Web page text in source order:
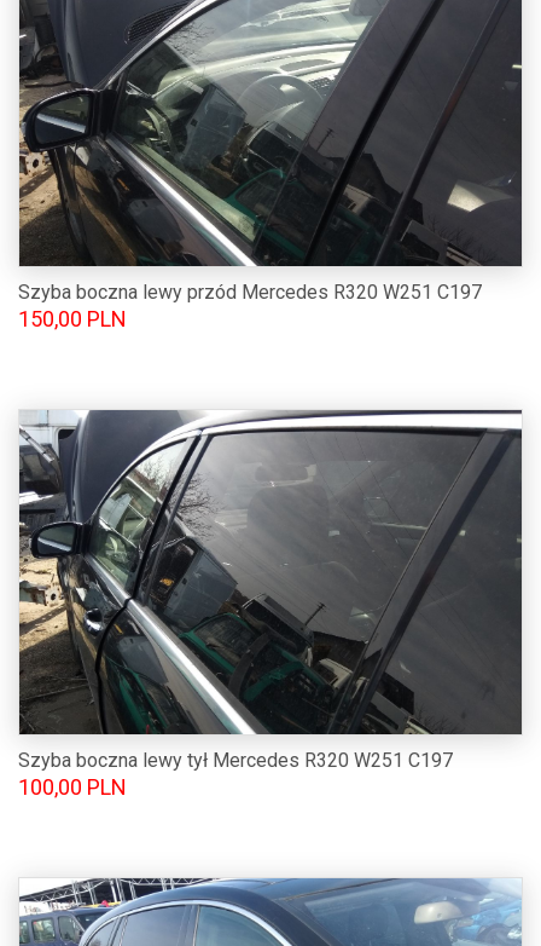
Szyba boczna lewy przód Mercedes R320 W251 C197
150,00 PLN
Szyba boczna lewy tył Mercedes R320 W251 C197
100,00 PLN